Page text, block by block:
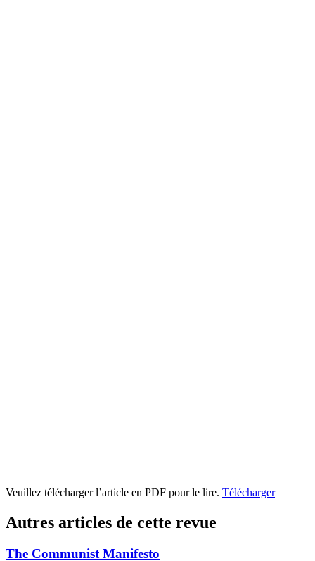
Veuillez télécharger l’article en PDF pour le lire. Télécharger
Autres articles de cette revue
The Communist Manifesto